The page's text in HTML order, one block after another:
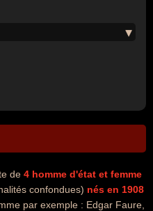
de 4 homme d'état et femme
confondues) nés en 1908
par exemple : Edgar Faure,